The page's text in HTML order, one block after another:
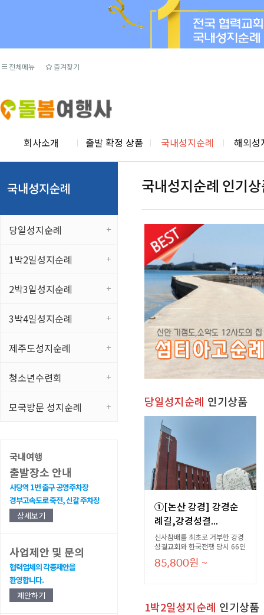
전체메뉴 즐겨찾기
회사소개 출발 확정 상품 국내성지순례 해외성
국내성지순례
당일성지순례
1박2일성지순례
2박3일성지순례
3박4일성지순례
제주도성지순례
청소년수련회
모국방문 성지순례
국내여행
출발장소 안내
사당역 1번 출구 공영주차장
경부고속도로 죽전, 신갈 주차장
상세보기
사업제안 및 문의
협력업체의 각종제안을
환영합니다.
제안하기
국내성지순례 인기
당일성지순례 인기상품
①[논산 강경] 강경순
례길,강경성결...
신사참배를 최초로 거부한 강경
성결교회와 한국전쟁 당시 66인
이 순교한 논산병촌교회를 중심
으로 강경지역의 기독교역사를
85,800원 ~
1박2일성지순례 인기상품